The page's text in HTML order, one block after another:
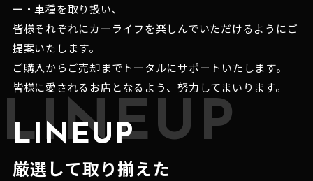
ー・車種を取り扱い、
皆様それぞれにカーライフを楽しんでいただけるようにご
提案いたします。
ご購入からご売却までトータルにサポートいたします。
皆様に愛されるお店となるよう、努力してまいります。
LINEUP
LINEUP
厳選して取り揃えた